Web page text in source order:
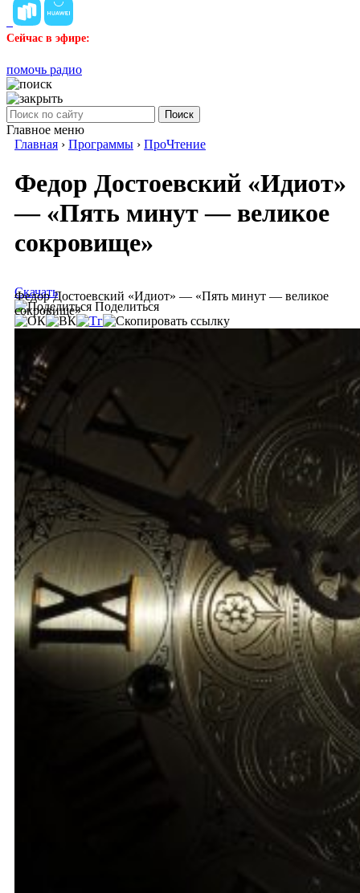
Сейчас в эфире:
помочь радио
Поиск
Главное меню
Главная › Программы › ПроЧтение
Федор Достоевский «Идиот»
— «Пять минут — великое
сокровище»
Федор Достоевский «Идиот» — «Пять минут — великое
сокровище»
Скачать
Поделиться